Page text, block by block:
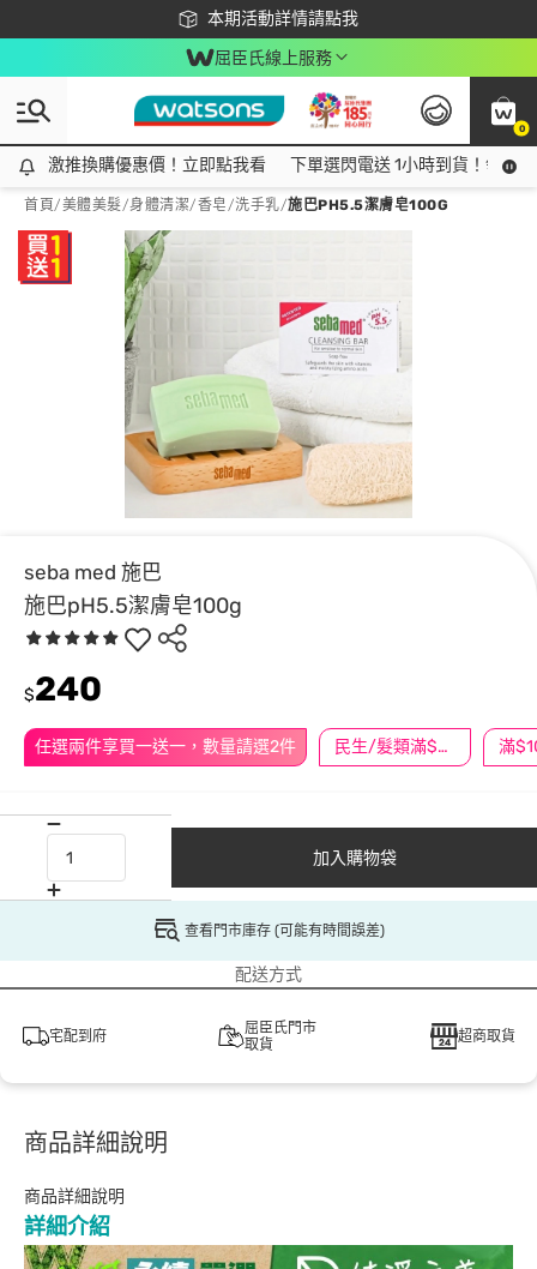
本期活動詳情請點我
下載app最高回饋$350
屈臣氏線上服務
0
激推換購優惠價！立即點我看
激推換購優惠價！立即點我看 下單選閃電送 1小時到貨！領神
首頁/美體美髮/身體清潔/香皂/洗手乳/施巴PH5.5潔膚皂100G
seba med 施巴
施巴pH5.5潔膚皂100g
任選兩件享買一送一，數量請選2件 民生/髮類滿$388送舒潔冰巾
$240
加入購物袋
查看門市庫存 (可能有時間誤差)
配送方式
宅配到府
屈臣氏門市
取貨
超商取貨
商品詳細說明
商品詳細說明
詳細介紹